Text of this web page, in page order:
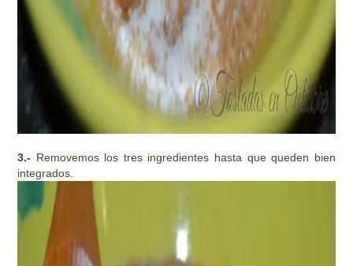
3.- Removemos los tres ingredientes hasta que queden bien
integrados.